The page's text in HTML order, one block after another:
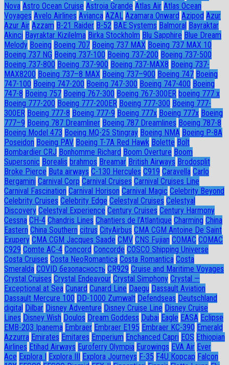
Nova Astro Ocean Cruise Astroia Grande Atlas Air Atlas Ocean
Voyages Avelo Airlines Avianca AZAL Azamara Onward Azipod Azur
Azur Air Azzam B-21 Raider B-52 BAE Systems Balmoral Bayraktar
Akinci Bayraktar Kizilelma Birka Stockholm Blu Sapphire Blue Dream
Melody Boeing Boeing 707 Boeing 737 MAX Boeing 737 MAX 10
Boeing 737 NG Boeing 737-100 Boeing 737-200 Boeing 737-500
Boeing 737-800 Boeing 737-900 Boeing 737-MAX8 Boeing 737-
MAX8200 Boeing 737–8 MAX Boeing 737–900 Boeing 747 Boeing
747-100 Boeing 747-200 Boeing 747-300 Boeing 747-400 Boeing
747-8 Boeing 757 Boeing 767-300 Boeing 767-300ER boeing 777 x
Boeing 777-200 Boeing 777-200ER Boeing 777-300 Boeing 777-
300ER Boeing 777-8 Boeing 777-9 Boeing 777x Boeing 777х Boeing
777–9 Boeing 787 Dreamliner Boeing 787 Dreamlines Boeing 787-8
Boeing Model 473 Boeing MQ-25 Stingray Boeing NMA Boeing P-8A
Poseidon Boeing PAV Boeing T-7A Red Hawk Bolette Bolt
Bombardier CRJ Bonhomme Richard Boom Overture Boom
Supersonic Borealis brahmos Breamar British Airways Brodosplit
Broke Pierce Buta airways C-130 Hercules C919 Caravella Carlo
Bergamini Carnival Corp Carnival Cruises Carnival Cruises Line
Carnival Fascination Carnival Horison Carnival Magic Celebrity Beyond
Celebrity Cruises Celebrity Edge Celestyal Cruises Celestyal
Discovery Celestyal Experience Century Cruises Century Harmony
Cessna CH-4 Chandris Lines Chantiers de l’Atlantique Charming China
Eastern China Southern citrus CityAirbus CMA CGM Antoine De Saint
Exupery CMA CGM Jacques Saade CMV CNS Fujian COMAC COMAC
C929 Comte AC-4 Concord Concorde COSCO Shipping Universe
Costa Cruises Costa NeoRomantica Costa Romantica Costa
Smeralda COVID безопасность CR929 Cruise and Maritime Voyages
Crystal Cruises Crystal Endeavour Crystal Simphony Crystal —
Exceptional at Sea Cunard Cunard Line Daegu Dassault Aviation
Dassault Mercure 100 DD-1000 Zumwalt Defendseas Deutschland
digital Dilbar Disney Adventure Disney Cruise Line Disney Cruise
Lines Disney Wish Doulos Dream Goddess Dubai Eagle EASA Eclipse
EMB-203 Ipanema Embraer Embraer E195 Embraer KC-390 Emerald
Azzurra Emirates Emitares Emperium Enchanced Capri EOS Ethiopian
Airlines Etihad Airways Euroferry Olympia Eurowings EVA Air Ever
Ace Explora I Explora III Explora Journeys F-35 F4U Корсар Falcon